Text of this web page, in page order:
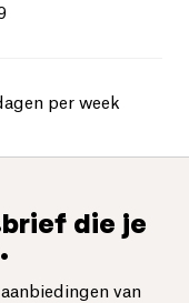
per week
die je
van